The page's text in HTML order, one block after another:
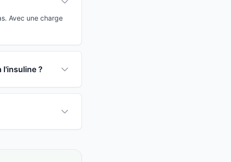
Avec une charge
l'insuline ?